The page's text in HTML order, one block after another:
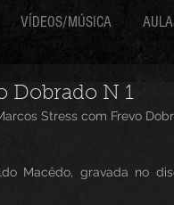
VÍDEOS/MÚSICA
Dobrado N 1
Stress com Frevo
Macêdo, gravada no